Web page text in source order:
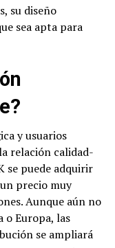
su diseño
sea apta para
y usuarios
relación calidad-
se puede adquirir
precio muy
Aunque aún no
o Europa, las
se ampliará